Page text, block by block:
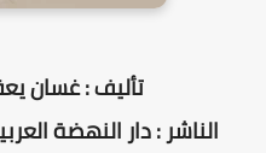
تأليف : غسان
الناشر : دار النهضة